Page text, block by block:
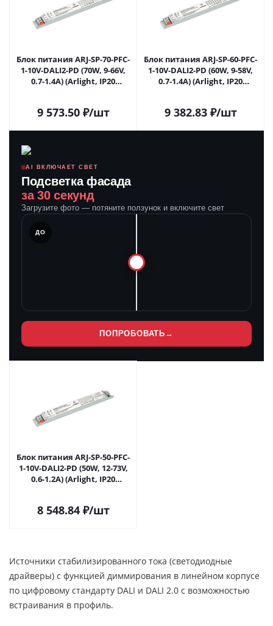
Блок питания ARJ-SP-70-PFC-
1-10V-DALI2-PD (70W, 9-66V,
0.7-1.4A) (Arlight, IP20
9 573.50₽/шт
Блок питания ARJ-SP-60-PFC-
1-10V-DALI2-PD (60W, 9-58V,
0.7-1.4A) (Arlight, IP20
9 382.83₽/шт
AI ВКЛЮЧАЕТ СВЕТ
Подсветка фасада
за 30 секунд
Загрузите фото — потяните ползунок и включите свет
ДО
ПОПРОБОВАТЬ →
Блок питания ARJ-SP-50-PFC-
1-10V-DALI2-PD (50W, 12-73V,
0.6-1.2A) (Arlight, IP20
8 548.84₽/шт
Источники стабилизированного тока (светодиодные
драйверы) с функцией диммирования в линейном корпусе
по цифровому стандарту DALI и DALI 2.0 с возможностью
встраивания в профиль.